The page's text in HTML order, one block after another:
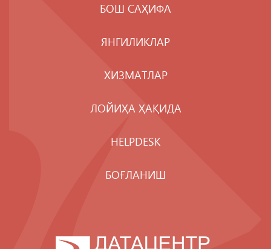
БОШ САҲИФА
ЯНГИЛИКЛАР
ХИЗМАТЛАР
ЛОЙИҲА ҲАҚИДА
HELPDESK
БОҒЛАНИШ